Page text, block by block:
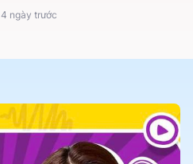
4 ngày trước